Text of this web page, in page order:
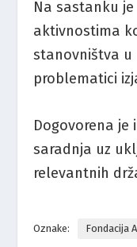
Na sastanku
aktivnostima
stanovništva u
problematici
Dogovorena je
saradnja uz
relevantnih
Oznake: Fondacija